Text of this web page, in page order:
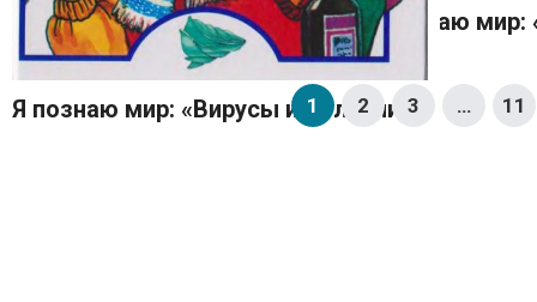
Я познаю мир:
Я познаю мир: «Вирусы и болезни»
1 2 3 … 11